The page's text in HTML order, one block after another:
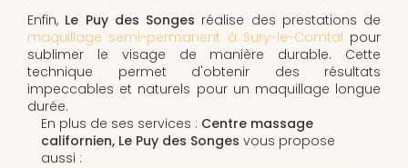
Enfin, Le Puy des Songes réalise des prestations de
maquillage semi-permanent à Sury-le-Comtal pour
sublimer le visage de manière durable. Cette
technique permet d'obtenir des résultats
impeccables et naturels pour un maquillage longue
durée.
En plus de ses services : Centre massage
californien, Le Puy des Songes vous propose
aussi :